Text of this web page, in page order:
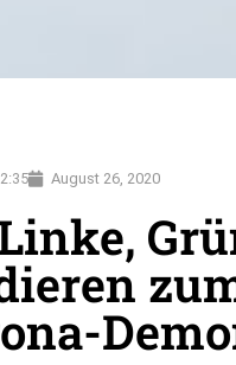
August 26, 2020